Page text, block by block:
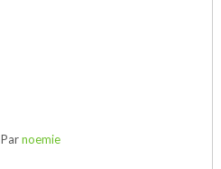
Parnoemie